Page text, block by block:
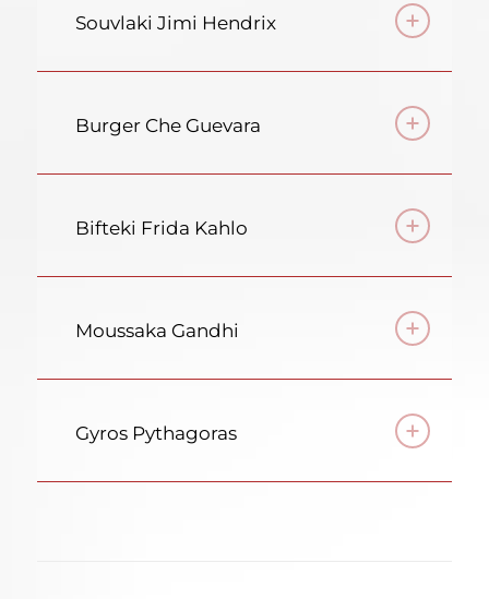
Souvlaki Jimi Hendrix
Burger Che Guevara
Bifteki Frida Kahlo
Moussaka Gandhi
Gyros Pythagoras